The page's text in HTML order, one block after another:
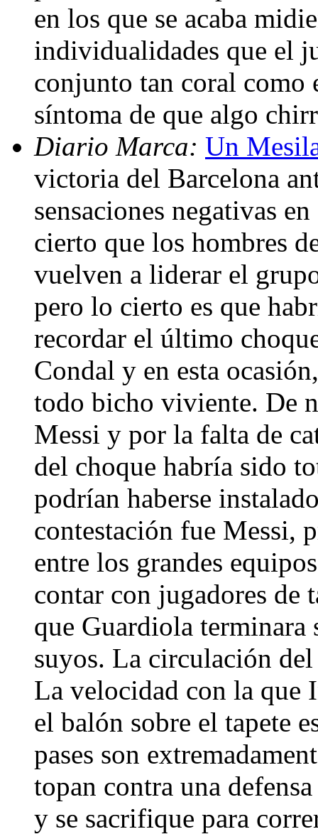
en los que se acaba
individualidades que el
conjunto tan coral como
síntoma de que algo
Diario Marca: Un
victoria del Barcelona
sensaciones negativas
cierto que los hombres
vuelven a liderar el
pero lo cierto es que
recordar el último
Condal y en esta
todo bicho viviente. De
Messi y por la falta de
del choque habría sido
podrían haberse
contestación fue Messi,
entre los grandes
contar con jugadores de
que Guardiola terminara
suyos. La circulación
La velocidad con la que
el balón sobre el tapete
pases son
topan contra una
y se sacrifique para